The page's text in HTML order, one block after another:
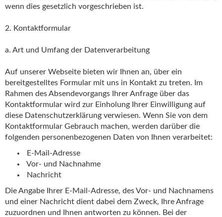
wenn dies gesetzlich vorgeschrieben ist.
2. Kontaktformular
a. Art und Umfang der Datenverarbeitung
Auf unserer Webseite bieten wir Ihnen an, über ein
bereitgestelltes Formular mit uns in Kontakt zu treten. Im
Rahmen des Absendevorgangs Ihrer Anfrage über das
Kontaktformular wird zur Einholung Ihrer Einwilligung auf
diese Datenschutzerklärung verwiesen. Wenn Sie von dem
Kontaktformular Gebrauch machen, werden darüber die
folgenden personenbezogenen Daten von Ihnen verarbeitet:
E-Mail-Adresse
Vor- und Nachnahme
Nachricht
Die Angabe Ihrer E-Mail-Adresse, des Vor- und Nachnamens
und einer Nachricht dient dabei dem Zweck, Ihre Anfrage
zuzuordnen und Ihnen antworten zu können. Bei der